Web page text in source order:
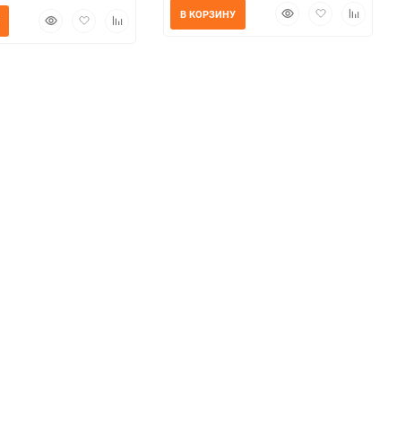
БыстрыйДобавитьДобавить
БыстрыйДобавить
В КОРЗИНУ